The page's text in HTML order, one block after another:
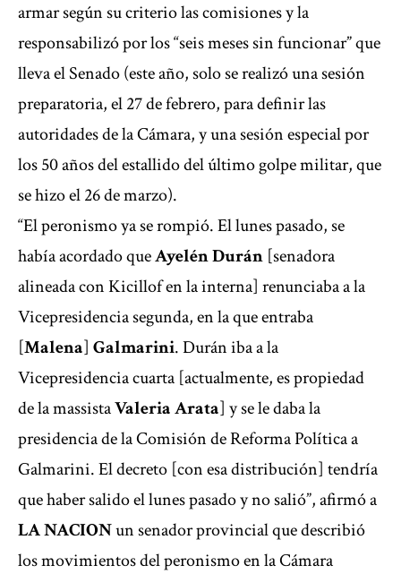
armar según su criterio las comisiones y la
responsabilizó por los “seis meses sin funcionar” que
lleva el Senado (este año, solo se realizó una sesión
preparatoria, el 27 de febrero, para definir las
autoridades de la Cámara, y una sesión especial por
los 50 años del estallido del último golpe militar, que
se hizo el 26 de marzo).
“El peronismo ya se rompió. El lunes pasado, se
había acordado queAyelén Durán [senadora
alineada con Kicillof en la interna] renunciaba a la
Vicepresidencia segunda, en la que entraba
[Malena] Galmarini. Durán iba a la
Vicepresidencia cuarta [actualmente, es propiedad
de la massistaValeria Arata] y se le daba la
presidencia de la Comisión de Reforma Política a
Galmarini. El decreto [con esa distribución] tendría
que haber salido el lunes pasado y no salió”, afirmó a
LA NACIONun senador provincial que describió
los movimientos del peronismo en la Cámara